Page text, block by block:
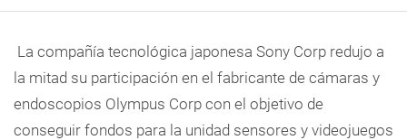
La compañía tecnológica japonesa Sony Corp redujo a
la mitad su participación en el fabricante de cámaras y
endoscopios Olympus Corp con el objetivo de
conseguir fondos para la unidad sensores y videojuegos